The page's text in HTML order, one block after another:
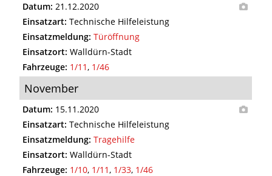
Datum: 21.12.2020
Einsatzart: Technische Hilfeleistung
Einsatzmeldung: Türöffnung
Einsatzort: Walldürn-Stadt
Fahrzeuge: 1/11, 1/46
November
Datum: 15.11.2020
Einsatzart: Technische Hilfeleistung
Einsatzmeldung: Tragehilfe
Einsatzort: Walldürn-Stadt
Fahrzeuge: 1/10, 1/11, 1/33, 1/46